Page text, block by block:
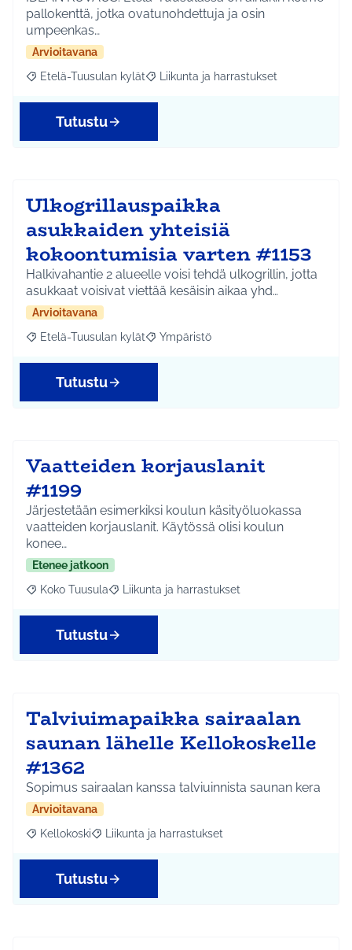
pallokenttä, jotka ovatunohdettuja ja osin
umpeenkas…
Arvioitavana
Rajaa tulokset aihepiirin mukaan: Etelä-Tuusulan kylät
Etelä-Tuusulan kylät Rajaa tulokset teeman mukaan:
Liikunta ja harrastukset
Tutustu
Ulkogrillauspaikka
asukkaiden yhteisiä
kokoontumisia varten #1153
Halkivahantie 2 alueelle voisi tehdä ulkogrillin, jotta
asukkaat voisivat viettää kesäisin aikaa yhd…
Arvioitavana
Rajaa tulokset aihepiirin mukaan: Etelä-Tuusulan kylät
Etelä-Tuusulan kylät Rajaa tulokset teeman mukaan:
Ympäristö
Tutustu
Vaatteiden korjauslanit
#1199
Järjestetään esimerkiksi koulun käsityöluokassa
vaatteiden korjauslanit. Käytössä olisi koulun
konee…
Etenee jatkoon
Rajaa tulokset aihepiirin mukaan: Koko Tuusula
Koko Tuusula Rajaa tulokset teeman mukaan: Liikunta ja
Liikunta ja harrastukset
Tutustu
Talviuimapaikka sairaalan
saunan lähelle Kellokoskelle
#1362
Sopimus sairaalan kanssa talviuinnista saunan kera
Arvioitavana
Rajaa tulokset aihepiirin mukaan: Kellokoski
Kellokoski Rajaa tulokset teeman mukaan: Liikunta ja
Liikunta ja harrastukset
Tutustu